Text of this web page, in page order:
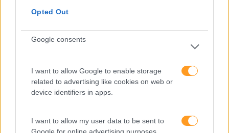
Opted Out
Google consents
I want to allow Google to enable storage
related to advertising like cookies on web or
device identifiers in apps.
I want to allow my user data to be sent to
Google for online advertising purposes.
Também Poderá Gostar